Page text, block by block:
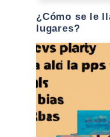
¿Cómo se le
lugares?